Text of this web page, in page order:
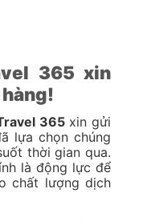
365 xin
365 xin gửi
lựa chọn chúng
thời gian qua.
là động lực để
chất lượng dịch